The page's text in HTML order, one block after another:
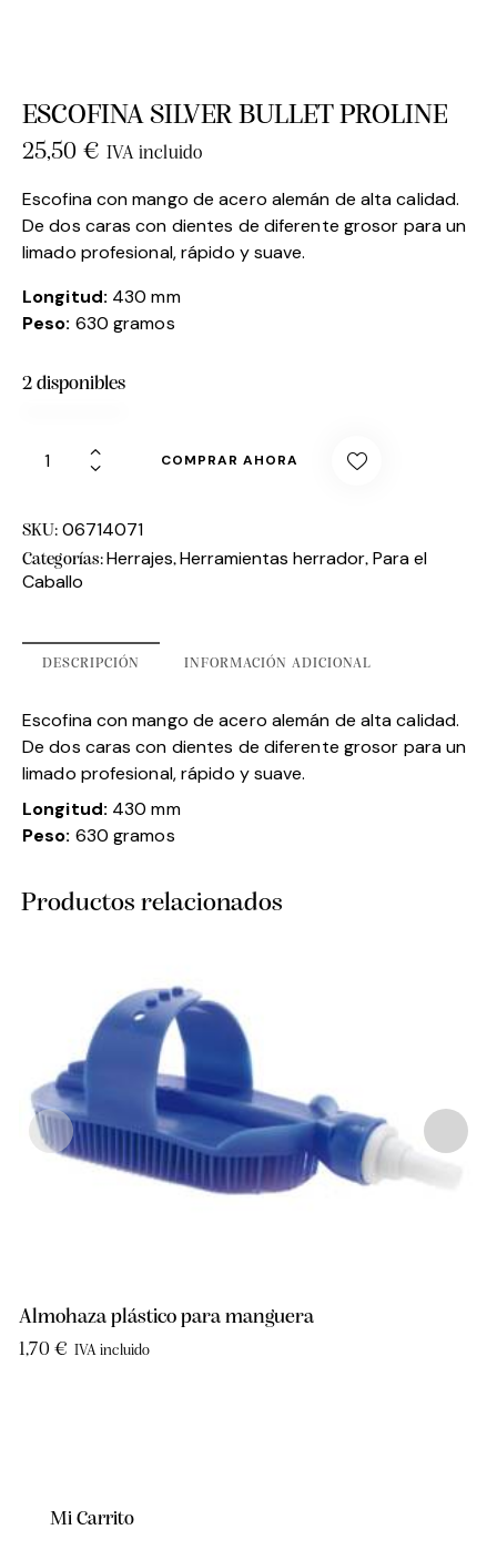
ESCOFINA SILVER BULLET PROLINE
25,50 € IVA incluido
Escofina con mango de acero alemán de alta calidad.
De dos caras con dientes de diferente grosor para un
limado profesional, rápido y suave.
Longitud: 430 mm
Peso: 630 gramos
2 disponibles
COMPRAR AHORA
SKU: 06714071
Categorías: Herrajes, Herramientas herrador, Para el
Caballo
DESCRIPCIÓN INFORMACIÓN ADICIONAL
Escofina con mango de acero alemán de alta calidad.
De dos caras con dientes de diferente grosor para un
limado profesional, rápido y suave.
Longitud: 430 mm
Peso: 630 gramos
Productos relacionados
Almohaza plástico para manguera
1,70 € IVA incluido
Mi Carrito